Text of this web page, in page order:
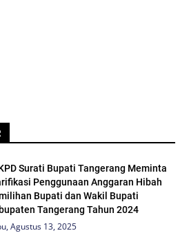
Surati Bupati Tangerang Meminta
Penggunaan Anggaran Hibah
Bupati dan Wakil Bupati
Tangerang Tahun 2024
Agustus 13, 2025